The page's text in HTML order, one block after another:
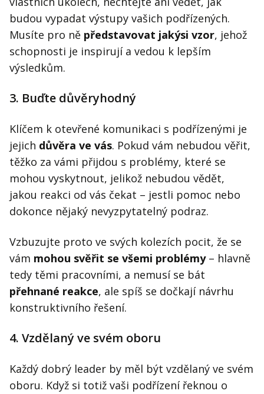
budou vypadat výstupy vašich podřízených.
Musíte pro ně představovat jakýsi vzor, jehož
schopnosti je inspirují a vedou k lepším
výsledkům.
3. Buďte důvěryhodný
Klíčem k otevřené komunikaci s podřízenými je
jejich důvěra ve vás. Pokud vám nebudou věřit,
těžko za vámi přijdou s problémy, které se
mohou vyskytnout, jelikož nebudou vědět,
jakou reakci od vás čekat – jestli pomoc nebo
dokonce nějaký nevyzpytatelný podraz.
Vzbuzujte proto ve svých kolezích pocit, že se
vám mohou svěřit se všemi problémy– hlavně
tedy těmi pracovními, a nemusí se bát
přehnané reakce, ale spíš se dočkají návrhu
konstruktivního řešení.
4. Vzdělaný ve svém oboru
Každý dobrý leader by měl být vzdělaný ve svém
oboru. Když si totiž vaši podřízení řeknou o